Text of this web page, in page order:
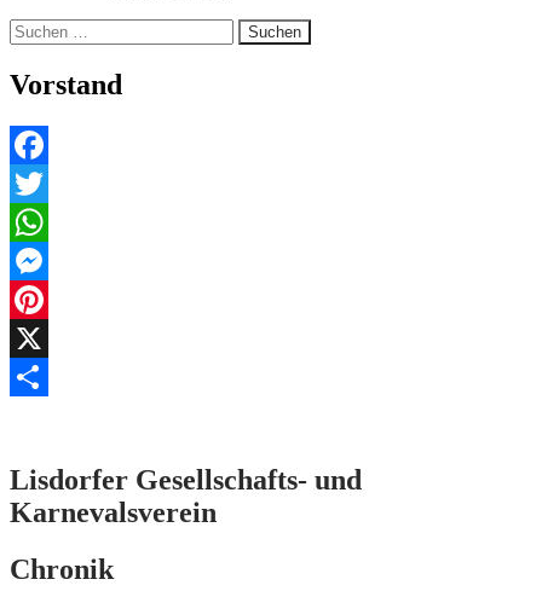
Suchen
nach:
Vorstand
Facebook
Twitter
WhatsApp
Messenger
Pinterest
X
Lisdorfer Gesellschafts- und
Karnevalsverein
Chronik